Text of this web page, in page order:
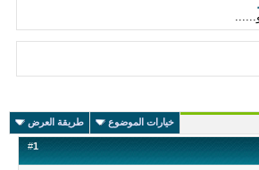
خيارات الموضوع طريقة العرض
#1